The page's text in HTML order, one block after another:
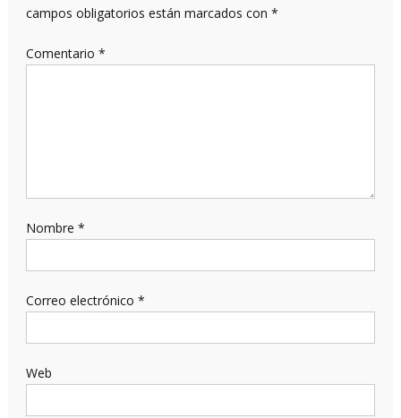
campos obligatorios están marcados con *
Comentario *
Nombre *
Correo electrónico *
Web